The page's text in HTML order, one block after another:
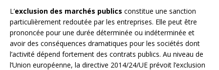
L’exclusion des marchés publics constitue une sanction
particulièrement redoutée par les entreprises. Elle peut être
prononcée pour une durée déterminée ou indéterminée et
avoir des conséquences dramatiques pour les sociétés dont
l’activité dépend fortement des contrats publics. Au niveau de
l’Union européenne, la directive 2014/24/UE prévoit l’exclusion